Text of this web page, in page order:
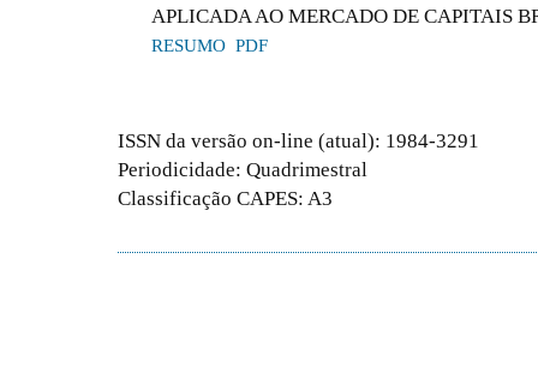
APLICADA AO MERCADO DE CAPITAIS
RESUMO PDF
ISSN da versão on-line (atual): 1984-3291
Periodicidade: Quadrimestral
Classificação CAPES: A3